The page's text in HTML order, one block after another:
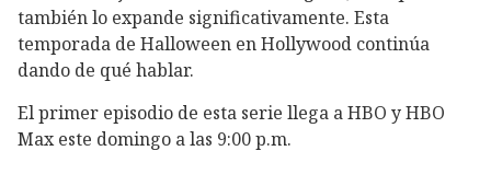
también lo expande significativamente. Esta
temporada de Halloween en Hollywood continúa
dando de qué hablar.
El primer episodio de esta serie llega a HBO y HBO
Max este domingo a las 9:00 p.m.